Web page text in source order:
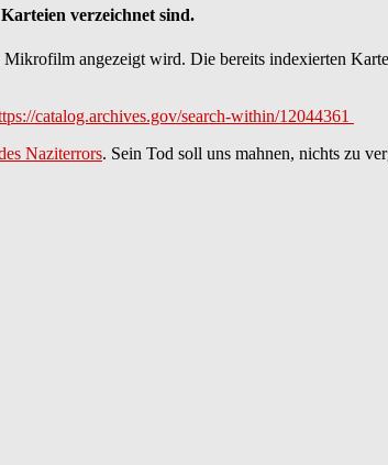
verzeichnet sind.
Mikrofilm angezeigt wird. Die bereits indexierten
catalog.archives.gov/search-within/12044361
Naziterrors. Sein Tod soll uns mahnen, nichts zu